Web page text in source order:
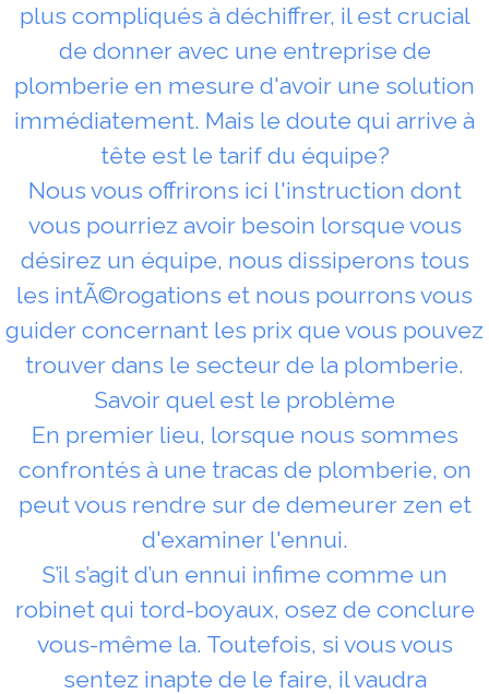
plus compliqués à déchiffrer, il est crucial
de donner avec une entreprise de
plomberie en mesure d'avoir une solution
immédiatement. Mais le doute qui arrive à
tête est le tarif du équipe?
Nous vous offrirons ici l'instruction dont
vous pourriez avoir besoin lorsque vous
désirez un équipe, nous dissiperons tous
les intÃ©rogations et nous pourrons vous
guider concernant les prix que vous pouvez
trouver dans le secteur de la plomberie.
Savoir quel est le problème
En premier lieu, lorsque nous sommes
confrontés à une tracas de plomberie, on
peut vous rendre sur de demeurer zen et
d'examiner l'ennui.
S’il s’agit d’un ennui infime comme un
robinet qui tord-boyaux, osez de conclure
vous-même la. Toutefois, si vous vous
sentez inapte de le faire, il vaudra